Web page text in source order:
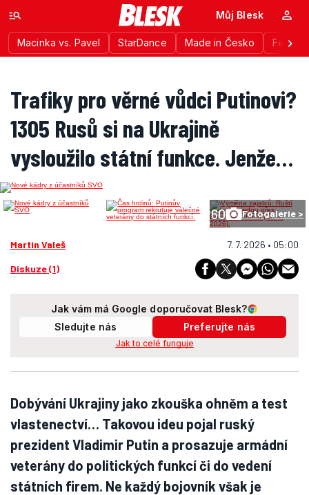
Macinka vs. Pavel StarDance Made in Česko
Můj Blesk
Trafiky pro věrné vůdci Putinovi?
1305 Rusů si na Ukrajině
vysloužilo státní funkce. Jenže…
60 Fotogalerie >
Martin Valeš 7. 7. 2026 • 05:00
Diskuze (1)
Jak vám má Google doporučovat Blesk?
Sledujte nás
Preferujte nás
Jak to celé funguje
Dobývání Ukrajiny jako zkouška ohněm a test
vlastenectví… Takovou ideu pojal ruský
prezident Vladimir Putin a prosazuje armádní
veterány do politických funkcí či do vedení
státních firem. Ne každý bojovník však je